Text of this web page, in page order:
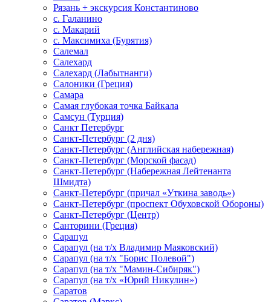
Рязань + экскурсия Константиново
с. Галанино
с. Макарий
с. Максимиха (Бурятия)
Салемал
Салехард
Салехард (Лабытнанги)
Салоники (Греция)
Самара
Самая глубокая точка Байкала
Самсун (Турция)
Санкт Петербург
Санкт-Петербург (2 дня)
Санкт-Петербург (Английская набережная)
Санкт-Петербург (Морской фасад)
Санкт-Петербург (Набережная Лейтенанта
Шмидта)
Санкт-Петербург (причал «Уткина заводь»)
Санкт-Петербург (проспект Обуховской Обороны)
Санкт-Петербург (Центр)
Санторини (Греция)
Сарапул
Сарапул (на т/х Владимир Маяковский)
Сарапул (на т/х "Борис Полевой")
Сарапул (на т/х "Мамин-Сибиряк")
Сарапул (на т/х «Юрий Никулин»)
Саратов